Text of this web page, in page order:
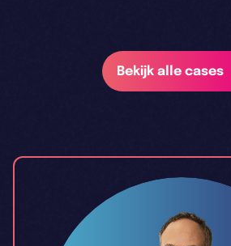
Bekijk alle cases